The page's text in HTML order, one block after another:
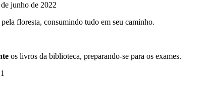
junho de 2022
pela floresta, consumindo tudo em seu caminho.
os livros da biblioteca, preparando-se para os exames.